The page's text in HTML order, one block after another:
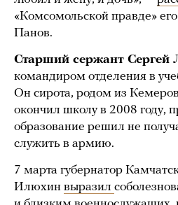
«Комсомольской правде»
Панов.
Старший сержант Сергей
командиром отделения в
Он сирота, родом из
окончил школу в 2008 году,
образование решил не
служить в армию.
7 марта губернатор
Илюхин выразил